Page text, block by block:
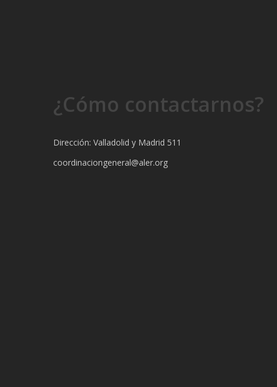
¿Cómo contactarnos?
Dirección: Valladolid y Madrid 511
coordinaciongeneral@aler.org